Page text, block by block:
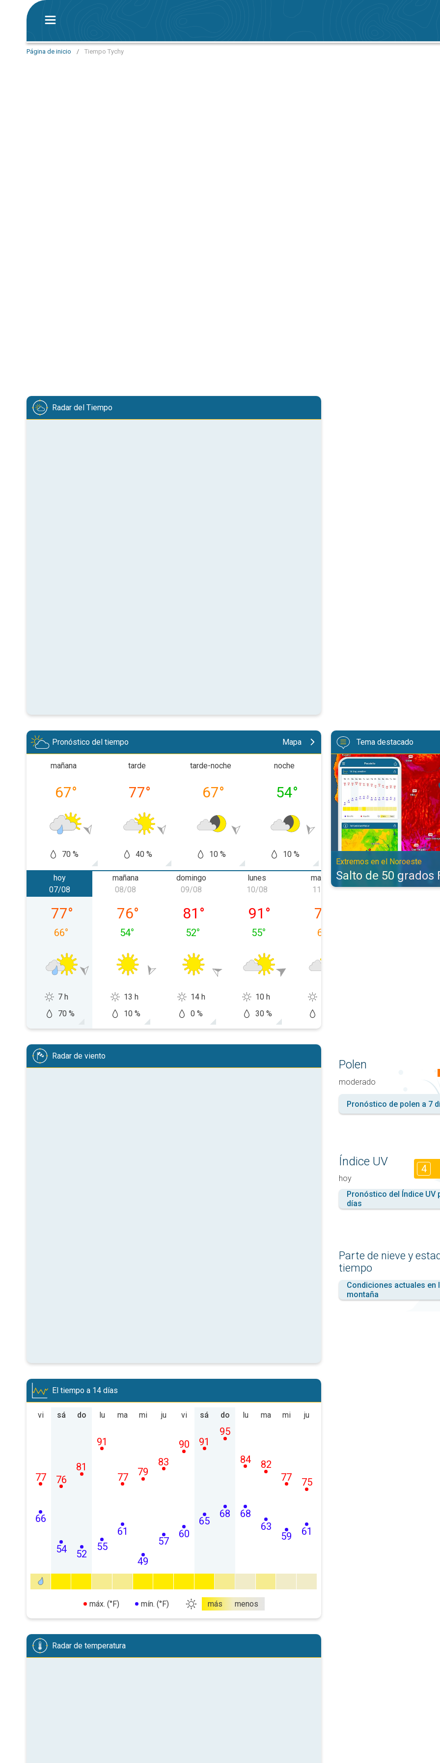
Página de inicio / Tiempo Tychy
Radar del Tiempo
Pronóstico del tiempo Mapa
mañana
67°
70 %
tarde
77°
40 %
tarde-noche
67°
10 %
noche
54°
10 %
mañana
67°
10 %
tarde
76
hoy
viernes, 07/08
07/08
77°
66°
7 h
70 %
mañana
sábado, 08/08
08/08
76°
54°
13 h
10 %
domingo
domingo, 09/08
09/08
81 °
52°
14 h
0 %
lunes
lunes, 10/08
10/08
91 °
55°
10 h
30 %
martes
11/08
77
61
miércoles
12/08
Tema destacado
Salto de 50 grados Fahrenheit.
Extremos en el Noroeste
Salto de 50 grados
Radar de viento
El tiempo a 14 días
vi
66
77
sá
54
76
do
52
81
lu
55
91
ma
61
77
mi
49
79
ju
57
83
vi
60
90
sá
65
91
do
68
95
lu
68
84
ma
63
82
mi
59
77
ju
61
75
máx. (°F) mín. (°F) más menos
Radar de temperatura
Polen
moderado
Pronóstico de polen a 7
Índice UV
hoy
4
Pronóstico del Índice UV
días
Parte de nieve y
tiempo
Condiciones actuales en
montaña